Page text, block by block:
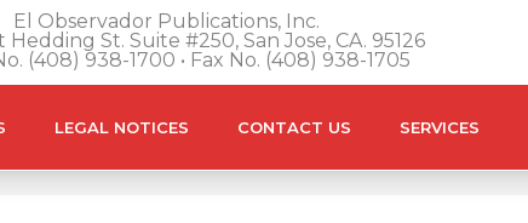
El Observador Publications, Inc.
Hedding St. Suite #250, San Jose, CA. 95126
(408) 938-1700 • Fax No. (408) 938-1705
LEGAL NOTICES CONTACT US SERVICES